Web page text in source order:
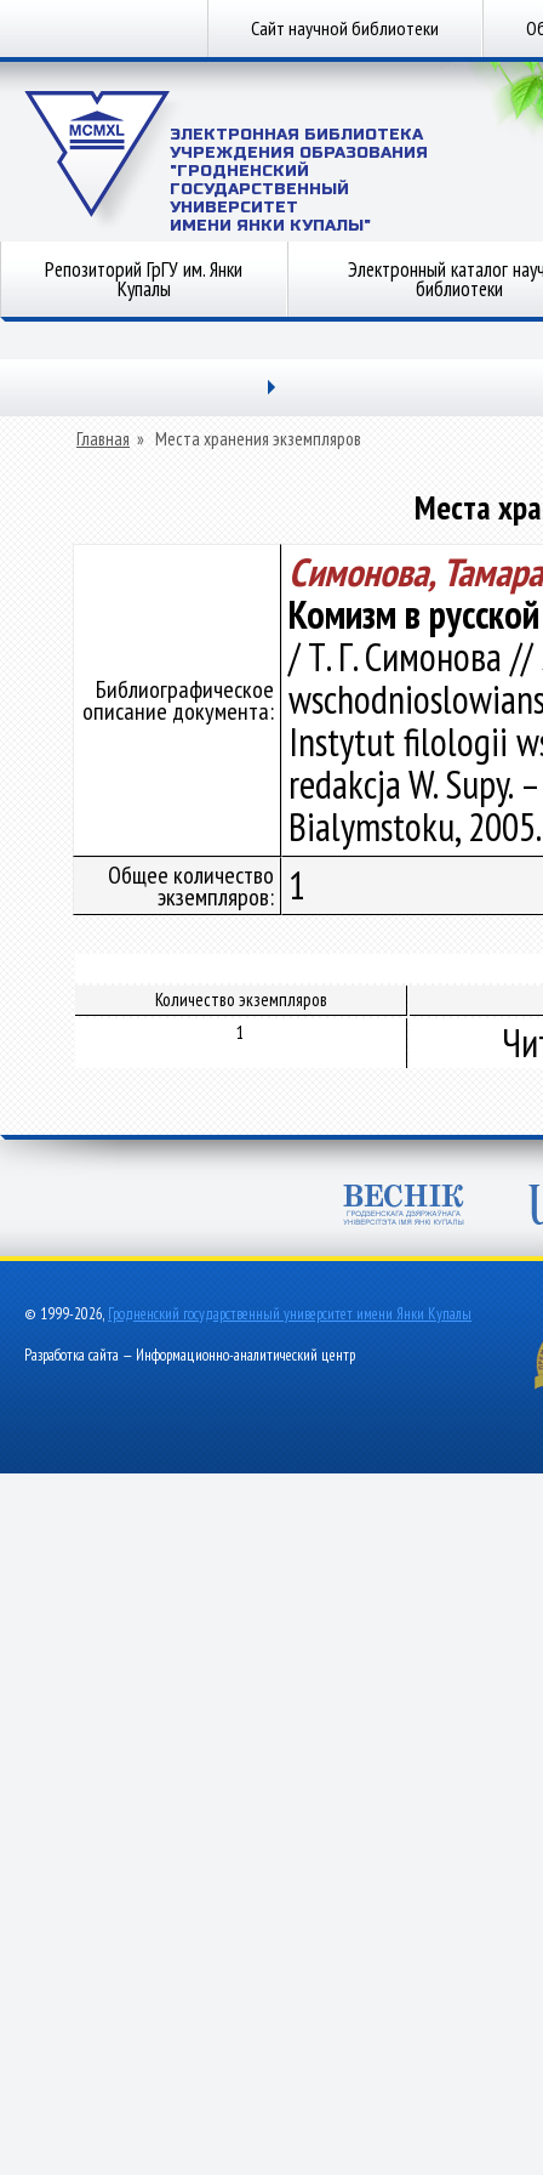
Сайт научной библиотеки
ЭЛЕКТРОННАЯ БИБЛИОТЕКА
УЧРЕЖДЕНИЯ ОБРАЗОВАНИЯ
"ГРОДНЕНСКИЙ
ГОСУДАРСТВЕННЫЙ
УНИВЕРСИТЕТ
ИМЕНИ ЯНКИ КУПАЛЫ"
Репозиторий ГрГУ им. Янки
Купалы
Электронный каталог
библиотеки
Главная » Места хранения экземпляров
Места
Библиографическое
описание документа:
Симонова,
Комизм в
/ Т. Г. Симонова
Instytut filologii
redakcja W.
Bialymstoku,
Общее количество
экземпляров: 1
Количество экземпляров
1
© 1999-2026, Гродненский государственный университет имени Янки Купалы
Разработка сайта — Информационно-аналитический центр